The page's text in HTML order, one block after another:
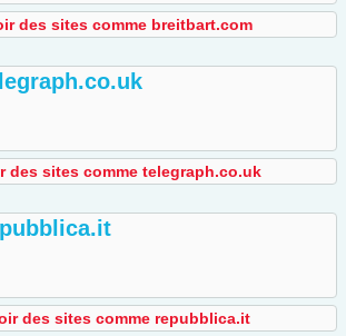
des sites comme breitbart.com
des sites comme telegraph.co.uk
des sites comme repubblica.it